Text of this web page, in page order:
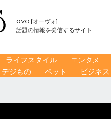
OVO [オーヴォ]
話題の情報を発信するサイト
ライフスタイル エンタメ
デジもの ペット ビジネス